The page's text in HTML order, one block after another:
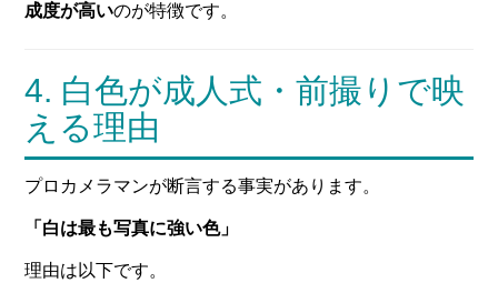
成度が高いのが特徴です。
4. 白色が成人式・前撮りで映
える理由
プロカメラマンが断言する事実があります。
「白は最も写真に強い色」
理由は以下です。